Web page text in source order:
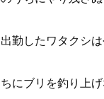
勤したワタクシは
にブリを釣り上げ